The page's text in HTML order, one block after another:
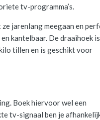
tv-programma’s.
ze jarenlang meegaan en
kantelbaar. De draaihoek
tillen en is geschikt voor
Boek hiervoor wel een
tv-signaal ben je